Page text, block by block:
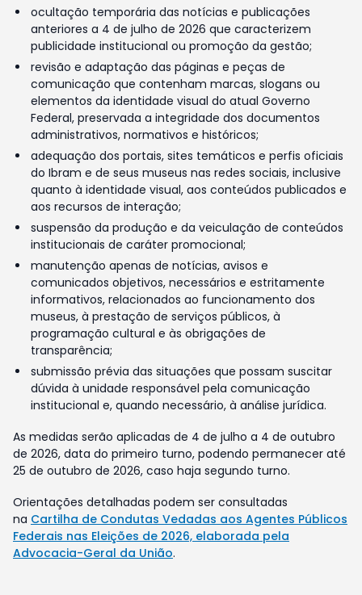
ocultação temporária das notícias e publicações
anteriores a 4 de julho de 2026 que caracterizem
publicidade institucional ou promoção da gestão;
revisão e adaptação das páginas e peças de
comunicação que contenham marcas, slogans ou
elementos da identidade visual do atual Governo
Federal, preservada a integridade dos documentos
administrativos, normativos e históricos;
adequação dos portais, sites temáticos e perfis oficiais
do Ibram e de seus museus nas redes sociais, inclusive
quanto à identidade visual, aos conteúdos publicados e
aos recursos de interação;
suspensão da produção e da veiculação de conteúdos
institucionais de caráter promocional;
manutenção apenas de notícias, avisos e
comunicados objetivos, necessários e estritamente
informativos, relacionados ao funcionamento dos
museus, à prestação de serviços públicos, à
programação cultural e às obrigações de
transparência;
submissão prévia das situações que possam suscitar
dúvida à unidade responsável pela comunicação
institucional e, quando necessário, à análise jurídica.
As medidas serão aplicadas de 4 de julho a 4 de outubro
de 2026, data do primeiro turno, podendo permanecer até
25 de outubro de 2026, caso haja segundo turno.
Orientações detalhadas podem ser consultadas
na Cartilha de Condutas Vedadas aos Agentes Públicos
Federais nas Eleições de 2026, elaborada pela
Advocacia-Geral da União.